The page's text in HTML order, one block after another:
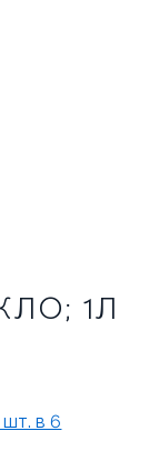
1Л
шт. в 6